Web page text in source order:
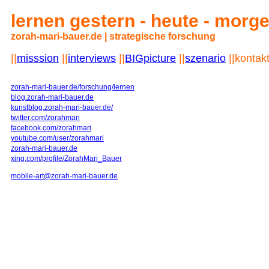
lernen gestern - heute -
zorah-mari-bauer.de | strategische forschung
misssion interviews BIGpicture szenario ||kontakt
zorah-mari-bauer.de/forschung/lernen
blog.zorah-mari-bauer.de
kunstblog.zorah-mari-bauer.de/
twitter.com/zorahmari
facebook.com/zorahmari
youtube.com/user/zorahmari
zorah-mari-bauer.de
xing.com/profile/ZorahMari_Bauer
mobile-art@zorah-mari-bauer.de